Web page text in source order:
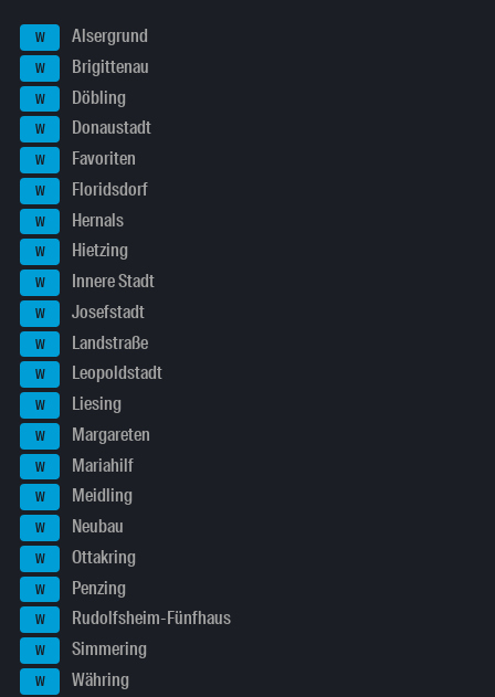
W Alsergrund
W Brigittenau
W Döbling
W Donaustadt
W Favoriten
W Floridsdorf
W Hernals
W Hietzing
W Innere Stadt
W Josefstadt
W Landstraße
W Leopoldstadt
W Liesing
W Margareten
W Mariahilf
W Meidling
W Neubau
W Ottakring
W Penzing
W Rudolfsheim-Fünfhaus
W Simmering
W Währing